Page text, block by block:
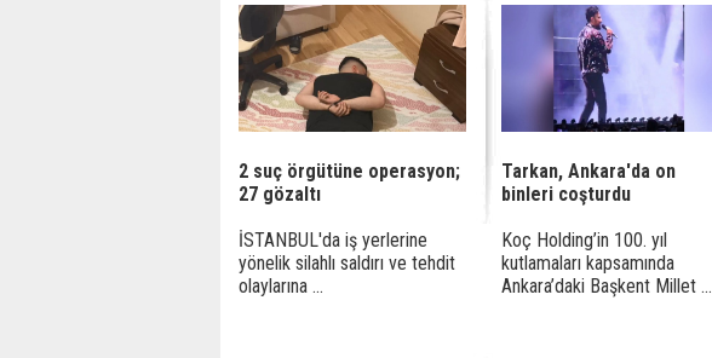
2 suç örgütüne operasyon;
27 gözaltı
İSTANBUL'da iş yerlerine
yönelik silahlı saldırı ve tehdit
olaylarına ...
Tarkan, Ankara'da on
binleri coşturdu
Koç Holding’in 100. yıl
kutlamaları kapsamında
Ankara’daki Başkent Millet ...